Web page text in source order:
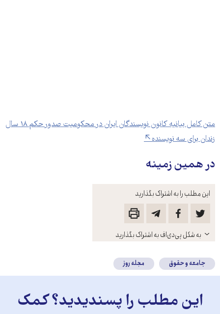
این مطلب را به اشتراک بگذارید
باز
کنید
به شکل پی‌دی‌اف به اشتراک بگذارید
متن کامل بیانیه کانون نویسندگان ایران در محکومیت صدور حکم ۱۸ سال
زندان برای سه نویسنده
در همین زمینه
جامعه و حقوق مجله روز
این مطلب را پسندیدید؟ کمک